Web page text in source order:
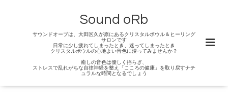
Sound oRb
サウンドオーブは、大田区久が原にあるクリスタルボウル＆ヒーリング
サロンです
日常に少し疲れてしまったとき、迷ってしまったとき
クリスタルボウルの心地よい音色に浸ってみませんか？
癒しの音色は優しく揺らぎ、
ストレスで乱れがちな自律神経を整え「こころの健康」を取り戻すナチ
ュラルな時間となるでしょう